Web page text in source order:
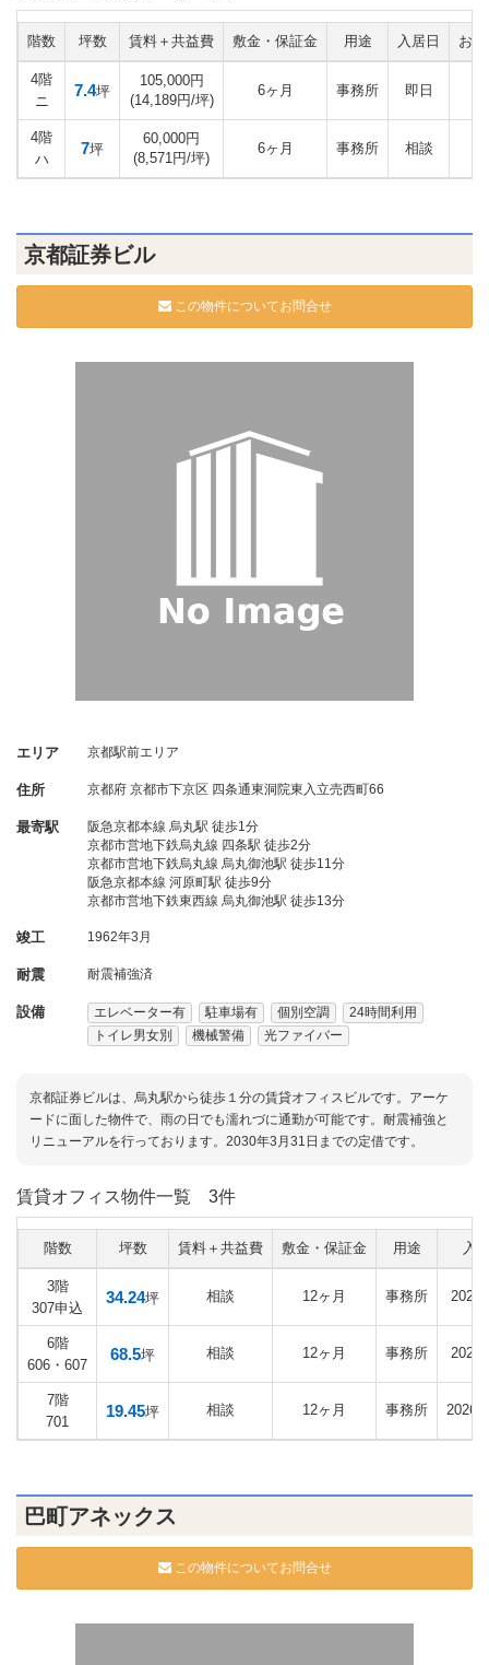
階数 坪数 賃料＋共益費 敷金・保証金 用途 入居日 お
4階
ニ
7.4坪
105,000円
(14,189円/坪)
6ヶ月 事務所 即日
4階
ハ
7坪
60,000円
(8,571円/坪)
6ヶ月 事務所 相談
京都証券ビル
この物件についてお問合せ
エリア 京都駅前エリア
住所 京都府 京都市下京区 四条通東洞院東入立売西町66
最寄駅
阪急京都本線 烏丸駅 徒歩1分
京都市営地下鉄烏丸線 四条駅 徒歩2分
京都市営地下鉄烏丸線 烏丸御池駅 徒歩11分
阪急京都本線 河原町駅 徒歩9分
京都市営地下鉄東西線 烏丸御池駅 徒歩13分
竣工 1962年3月
耐震 耐震補強済
設備 エレベーター有 駐車場有 個別空調
24時間利用
トイレ男女別
機械警備 光ファイバー
京都証券ビルは、烏丸駅から徒歩１分の賃貸オフィスビルです。アーケ
ードに面した物件で、雨の日でも濡れづに通勤が可能です。耐震補強と
リニューアルを行っております。2030年3月31日までの定借です。
賃貸オフィス物件一覧 3件
階数 坪数 賃料＋共益費 敷金・保証金 用途 入
3階
307申込
34.24坪 相談 12ヶ月 事務所 2027
6階
606・607
68.5坪 相談 12ヶ月 事務所 2027
7階
701
19.45坪 相談 12ヶ月 事務所 2026
巴町アネックス
この物件についてお問合せ